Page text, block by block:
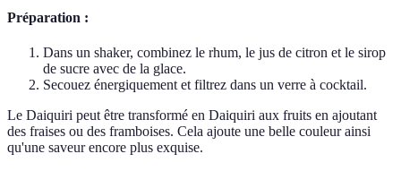
Préparation :
Dans un shaker, combinez le rhum, le jus de citron et le sirop
de sucre avec de la glace.
Secouez énergiquement et filtrez dans un verre à cocktail.
Le Daiquiri peut être transformé en Daiquiri aux fruits en ajoutant
des fraises ou des framboises. Cela ajoute une belle couleur ainsi
qu'une saveur encore plus exquise.